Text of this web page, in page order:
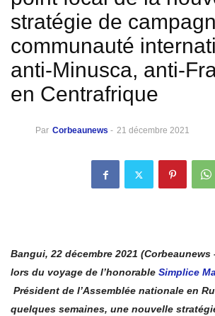
stratégie de
communauté
anti-Minusca, anti-
en Centrafrique
Par Corbeaunews - 21 décembre 2021
Bangui, 22 décembre 2021 (Corbeaunews
lors du voyage de l’honorable Simplice
Président de l’Assemblée nationale en
quelques semaines, une nouvelle